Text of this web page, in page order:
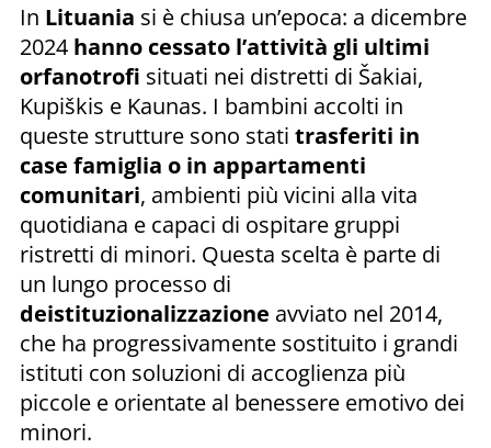
In Lituania si è chiusa un’epoca: a dicembre
2024 hanno cessato l’attività gli ultimi
orfanotrofi situati nei distretti di Šakiai,
Kupiškis e Kaunas. I bambini accolti in
queste strutture sono stati trasferiti in
case famiglia o in appartamenti
comunitari, ambienti più vicini alla vita
quotidiana e capaci di ospitare gruppi
ristretti di minori. Questa scelta è parte di
un lungo processo di
deistituzionalizzazione avviato nel 2014,
che ha progressivamente sostituito i grandi
istituti con soluzioni di accoglienza più
piccole e orientate al benessere emotivo dei
minori.